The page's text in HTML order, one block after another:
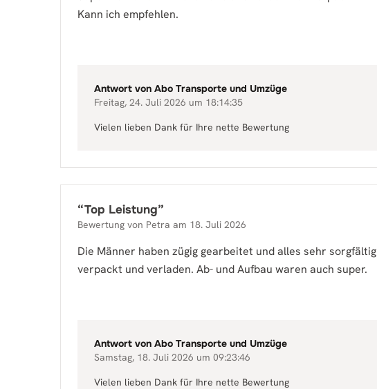
Kann ich empfehlen.
Antwort von Abo Transporte und Umzüge
Freitag, 24. Juli 2026 um 18:14:35
Vielen lieben Dank für Ihre nette Bewertung
“Top Leistung”
Bewertung von Petra am 18. Juli 2026
Die Männer haben zügig gearbeitet und alles sehr sorgfältig
verpackt und verladen. Ab- und Aufbau waren auch super.
Antwort von Abo Transporte und Umzüge
Samstag, 18. Juli 2026 um 09:23:46
Vielen lieben Dank für Ihre nette Bewertung